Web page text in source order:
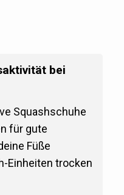
bei
Squashschuhe
für gute
Füße
Einheiten trocken